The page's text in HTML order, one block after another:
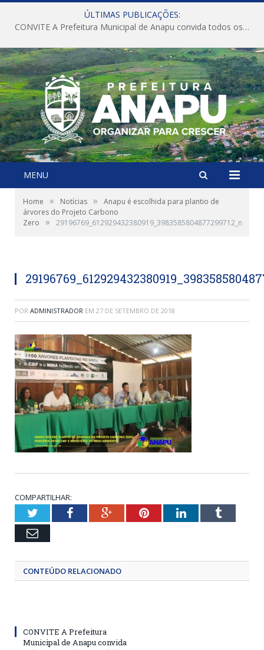
ÚLTIMAS PUBLICAÇÕES:
CONVITE A Prefeitura Municipal de Anapu convida todos os servidores públicos municipais para participarem da Audiência Pública de discussão da Lei de Diretrizes Orçamentárias (LDO), importante instrumento de planejamento das ações e investimentos da Administração Pública para o próximo exercício financeiro.
MENU
Home » Notícias »
Anapu é escolhida para plantio de
árvores do Projeto Carbono
Zero
» 29196769_612929432380919_3983585804877299712_n
POR ADMINISTRADOR EM 27 DE SETEMBRO DE 2018
COMPARTILHAR:
TwitterFacebookGoogle+PinterestLinkedInTumblr
Email
CONTEÚDO RELACIONADO
CONVITE A Prefeitura
Municipal de Anapu convida